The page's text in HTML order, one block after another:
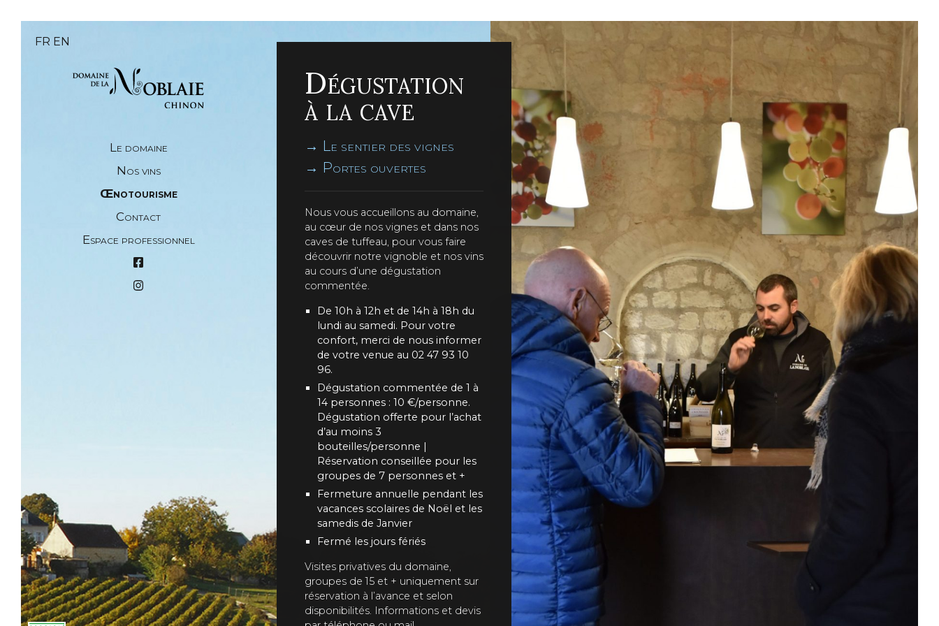
Le domaine
Nos vins
Œnotourisme
Contact
Espace professionnel
FR EN
Dégustation
à la cave
→ Le sentier des vignes
→ Portes ouvertes
Nous vous accueillons au domaine,
au cœur de nos vignes et dans nos
caves de tuffeau, pour vous faire
découvrir notre vignoble et nos vins
au cours d’une dégustation
commentée.
De 10h à 12h et de 14h à 18h du
lundi au samedi. Pour votre
confort, merci de nous informer
de votre venue au 02 47 93 10
96.
Dégustation commentée de 1 à
14 personnes : 10 €/personne.
Dégustation offerte pour l’achat
d’au moins 3
bouteilles/personne |
Réservation conseillée pour les
groupes de 7 personnes et +
Fermeture annuelle pendant les
vacances scolaires de Noël et les
samedis de Janvier
Fermé les jours fériés
Visites privatives du domaine,
groupes de 15 et + uniquement sur
réservation à l’avance et selon
disponibilités. Informations et devis